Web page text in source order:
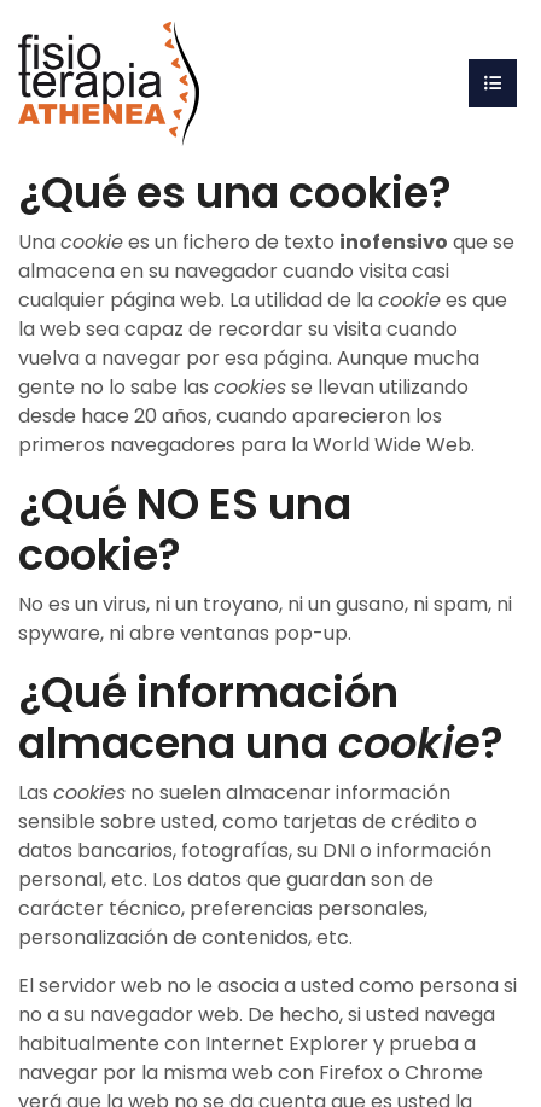
¿Qué es una cookie?
Unacookiees un fichero de texto inofensivo que se
almacena en su navegador cuando visita casi
cualquier página web. La utilidad de lacookiees que
la web sea capaz de recordar su visita cuando
vuelva a navegar por esa página. Aunque mucha
gente no lo sabe las cookiesse llevan utilizando
desde hace 20 años, cuando aparecieron los
primeros navegadores para la World Wide Web.
¿Qué NO ES una
cookie?
No es un virus, ni un troyano, ni un gusano, ni spam, ni
spyware, ni abre ventanas pop-up.
¿Qué información
almacena una cookie?
Las cookies no suelen almacenar información
sensible sobre usted, como tarjetas de crédito o
datos bancarios, fotografías, su DNI o información
personal, etc. Los datos que guardan son de
carácter técnico, preferencias personales,
personalización de contenidos, etc.
El servidor web no le asocia a usted como persona si
no a su navegador web. De hecho, si usted navega
habitualmente con Internet Explorer y prueba a
navegar por la misma web con Firefox o Chrome
verá que la web no se da cuenta que es usted la